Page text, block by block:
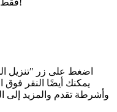
اضغط على زر "تنزيل
يمكنك أيضًا النقر فوق
وأشرطة تقدم والمزيد إلى